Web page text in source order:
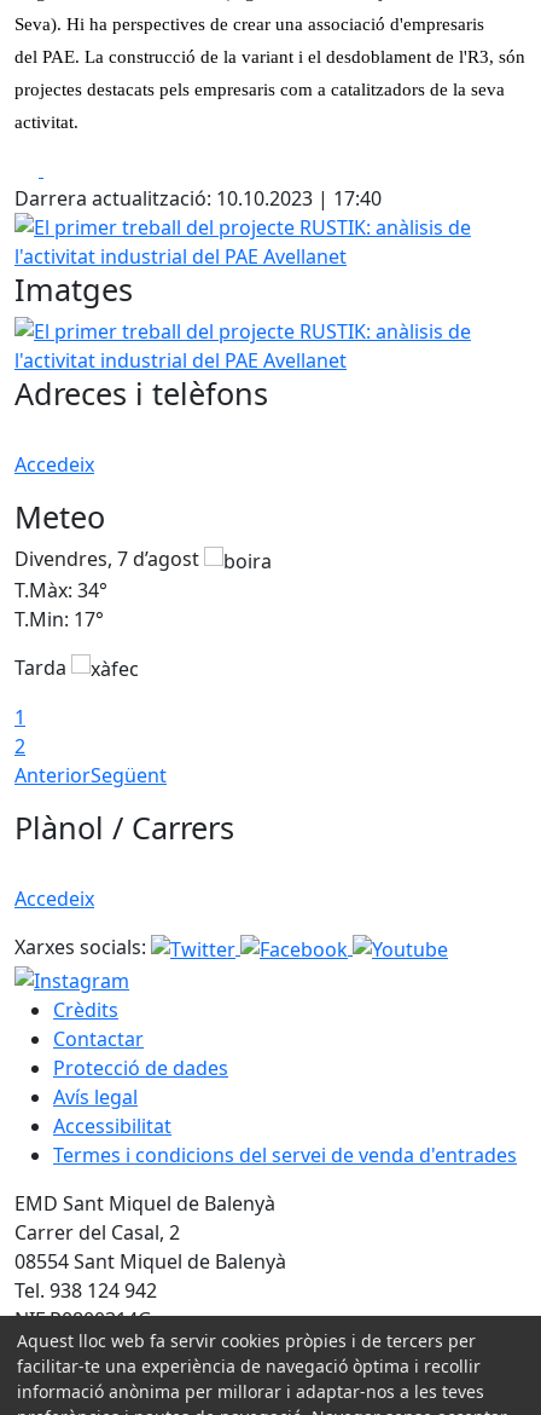
Seva). Hi ha perspectives de crear una associació d'empresaris
del PAE. La construcció de la variant i el desdoblament de l'R3, són
projectes destacats pels empresaris com a catalitzadors de la seva
activitat.
Darrera actualització: 10.10.2023 | 17:40
El primer treball del projecte RUSTIK: anàlisis de
Imatges
El primer treball del projecte RUSTIK: anàlisis de
Adreces i telèfons
Accedeix
Meteo
Divendres, 7 d’agost
T.Màx: 34°
T.Min: 17°
Tarda
1
2
AnteriorSegüent
Plànol / Carrers
Accedeix
Xarxes socials:
Crèdits
Contactar
Protecció de dades
Avís legal
Accessibilitat
Termes i condicions del servei de venda d'entrades
EMD Sant Miquel de Balenyà
Carrer del Casal, 2
08554 Sant Miquel de Balenyà
Tel. 938 124 942
NIF P0800314G
Amb la col·laboració de:
Aquest lloc web fa servir cookies pròpies i de tercers per
facilitar-te una experiència de navegació òptima i recollir
informació anònima per millorar i adaptar-nos a les teves